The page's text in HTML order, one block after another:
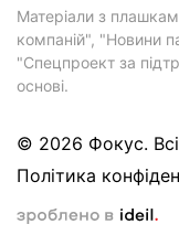
Матеріали з
компаній", "Новини
"Спецпроект за
основі.
© 2026 Фокус.
Політика